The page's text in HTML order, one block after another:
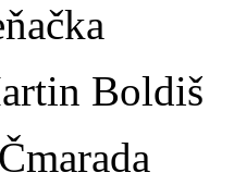
Boldiš